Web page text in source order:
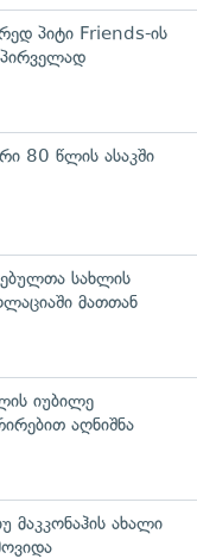
პიტი Friends-ის
80 წლის ასაკში
სახლის
მათთან
იუბილე
აღნიშნა
ახალი